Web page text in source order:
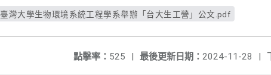
臺灣大學生物環境系統工程學系舉辦「台大生工營」公文.pdf
最後更新日期： 2024-11-28 |
點擊率： 525 |